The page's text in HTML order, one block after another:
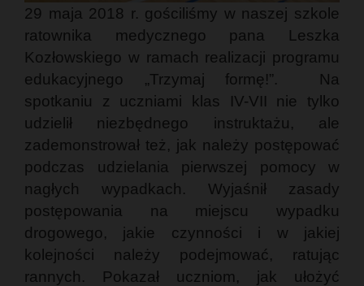
29 maja 2018 r. gościliśmy w naszej szkole
ratownika medycznego pana Leszka
Kozłowskiego w ramach realizacji programu
edukacyjnego „Trzymaj formę!”. Na
spotkaniu z uczniami klas IV-VII nie tylko
udzielił niezbędnego instruktażu, ale
zademonstrował też, jak należy postępować
podczas udzielania pierwszej pomocy w
nagłych wypadkach. Wyjaśnił zasady
postępowania na miejscu wypadku
drogowego, jakie czynności i w jakiej
kolejności należy podejmować, ratując
rannych. Pokazał uczniom, jak ułożyć